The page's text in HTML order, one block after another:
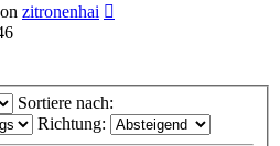
zitronenhai
Sortiere nach:
Richtung: